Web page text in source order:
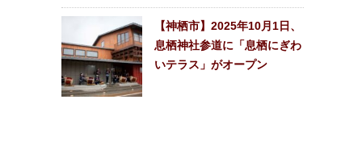
【神栖市】2025年10月1日、
息栖神社参道に「息栖にぎわ
いテラス」がオープン